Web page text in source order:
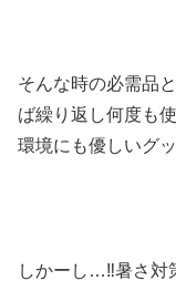
そんな時の必需品
ば繰り返し何度も
環境にも優しいグ
しかーし…‼暑さ対